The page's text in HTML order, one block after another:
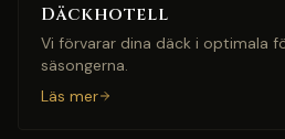
Däckhotell
Vi förvarar dina däck i optimala
säsongerna.
Läs mer